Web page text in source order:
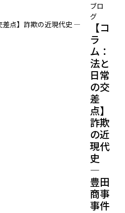
ブロ
グ
【コ
ラ
ム：
法と
日常
の交
差
点】
詐欺
の近
現代
史
―
豊田
商事
事件